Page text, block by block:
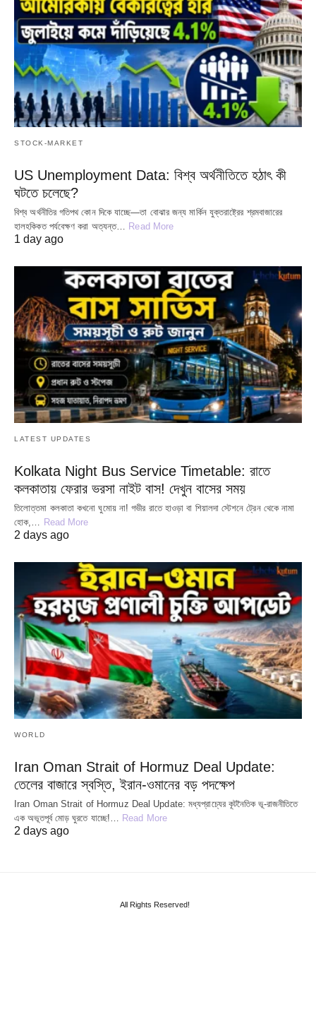
STOCK-MARKET
US Unemployment Data: বিশ্ব অর্থনীতিতে হঠাৎ কী
ঘটতে চলেছে?
বিশ্ব অর্থনীতির গতিপথ কোন দিকে যাচ্ছে—তা বোঝার জন্য মার্কিন যুক্তরাষ্ট্রের শ্রমবাজারের
হালহকিকত পর্যবেক্ষণ করা অত্যন্ত… Read More
1 day ago
LATEST UPDATES
Kolkata Night Bus Service Timetable: রাতে
কলকাতায় ফেরার ভরসা নাইট বাস! দেখুন বাসের সময়
তিলোত্তমা কলকাতা কখনো ঘুমোয় না! গভীর রাতে হাওড়া বা শিয়ালদা স্টেশনে ট্রেন থেকে নামা
হোক,…
Read More
2 days ago
WORLD
Iran Oman Strait of Hormuz Deal Update:
তেলের বাজারে স্বস্তি, ইরান-ওমানের বড় পদক্ষেপ
Iran Oman Strait of Hormuz Deal Update: মধ্যপ্রাচ্যের কূটনৈতিক ভূ-রাজনীতিতে
এক অভূতপূর্ব মোড় ঘুরতে যাচ্ছে!… Read More
2 days ago
All Rights Reserved!